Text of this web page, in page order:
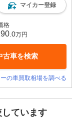
マイカー登録
格
.0万円
古車を検索
の車買取相場を調べる
ています